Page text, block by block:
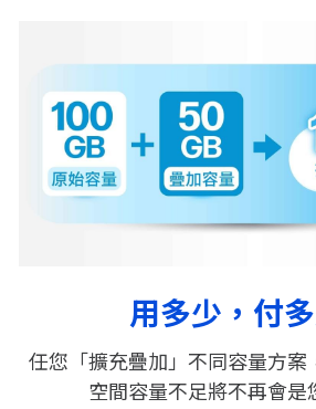
用多少，付
任您「擴充疊加」不同容量方案
空間容量不足將不再會是